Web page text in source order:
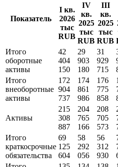
Показатель
I кв.
2026
тыс
RUB
IV
кв.
2025
тыс
RUB
III
кв.
2025
тыс
RUB
Итого
оборотные
активы
42
404
150
29
903
180
31
929
715
Итого
внеоборотные
активы
172
904
737
174
861
986
176
775
858
Активы
215
308
887
204
765
166
208
705
573
Итого
краткосрочные
обязательства
69
125
604
58
292
056
56
312
930